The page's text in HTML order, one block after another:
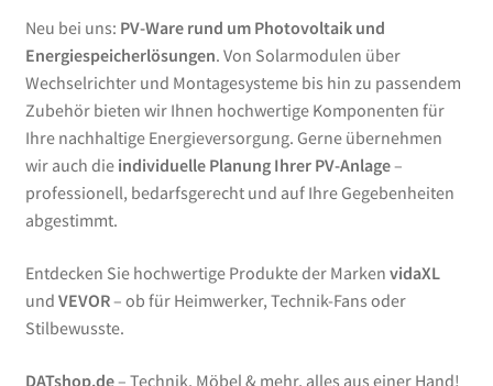
Neu bei uns: PV-Ware rund um Photovoltaik und
Energiespeicherlösungen. Von Solarmodulen über
Wechselrichter und Montagesysteme bis hin zu passendem
Zubehör bieten wir Ihnen hochwertige Komponenten für
Ihre nachhaltige Energieversorgung. Gerne übernehmen
wir auch die individuelle Planung Ihrer PV-Anlage–
professionell, bedarfsgerecht und auf Ihre Gegebenheiten
abgestimmt.
Entdecken Sie hochwertige Produkte der Marken vidaXL
und VEVOR– ob für Heimwerker, Technik-Fans oder
Stilbewusste.
DATshop.de– Technik, Möbel & mehr, alles aus einer Hand!